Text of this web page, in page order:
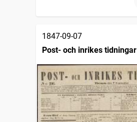
1847-09-07
Post- och inrikes tidningar